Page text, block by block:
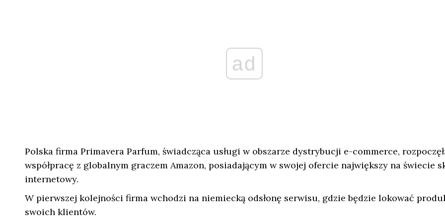
ad
Polska firma Primavera Parfum, świadcząca usługi w obszarze dystrybucji e-commerce,
współpracę z globalnym graczem Amazon, posiadającym w swojej ofercie największy na świecie
internetowy.
W pierwszej kolejności firma wchodzi na niemiecką odsłonę serwisu, gdzie będzie lokować
swoich klientów.